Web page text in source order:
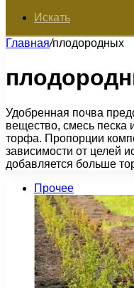
Искать
Главная/плодородных
Удобренная почва
вещество, смесь песка
торфа. Пропорции
зависимости от целей
добавляется больше
Прочее